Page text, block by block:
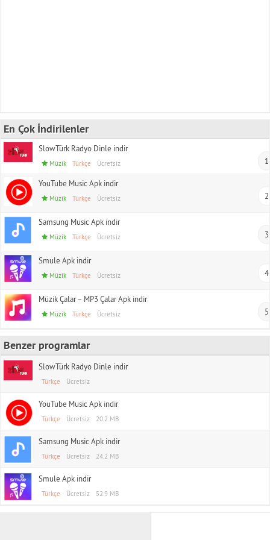
En Çok İndirilenler
SlowTürk Radyo Dinle indir
Müzik Türkçe Ücretsiz 1
YouTube Music Apk indir
Müzik Türkçe Ücretsiz 2
Samsung Music Apk indir
Müzik Türkçe Ücretsiz 3
Smule Apk indir
Müzik Türkçe Ücretsiz 4
Müzik Çalar – MP3 Çalar Apk indir
Müzik Türkçe Ücretsiz 5
Benzer programlar
SlowTürk Radyo Dinle indir
Türkçe Ücretsiz
YouTube Music Apk indir
Türkçe Ücretsiz 20.2 MB
Samsung Music Apk indir
Türkçe Ücretsiz 24.2 MB
Smule Apk indir
Türkçe Ücretsiz 52.9 MB